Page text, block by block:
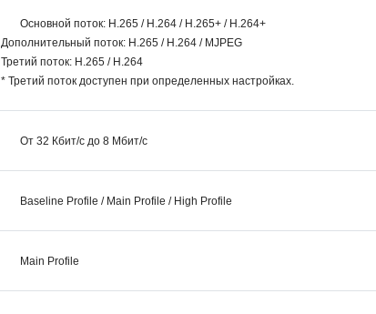
Основной поток: H.265 / H.264 / H.265+ / H.264+
Дополнительный поток: H.265 / H.264 / MJPEG
Третий поток: H.265 / H.264
* Третий поток доступен при определенных настройках.
От 32 Кбит/с до 8 Мбит/с
Baseline Profile / Main Profile / High Profile
Main Profile